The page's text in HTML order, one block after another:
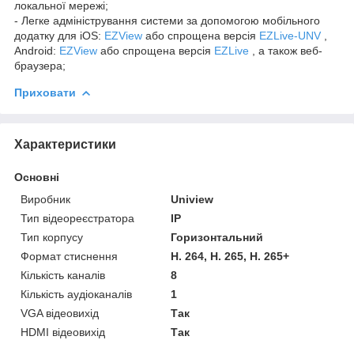
локальної мережі;
- Легке адміністрування системи за допомогою мобільного
додатку для iOS: EZView або спрощена версія EZLive-UNV
Android: EZView або спрощена версія EZLive
, а також веб-
браузера;
Приховати
Характеристики
Основні
Виробник
Uniview
Тип відеореєстратора
IP
Тип корпусу
Горизонтальний
Формат стиснення
H. 264, H. 265, H. 265+
Кількість каналів
8
Кількість аудіоканалів
1
VGA відеовихід
Так
HDMI відеовихід
Так